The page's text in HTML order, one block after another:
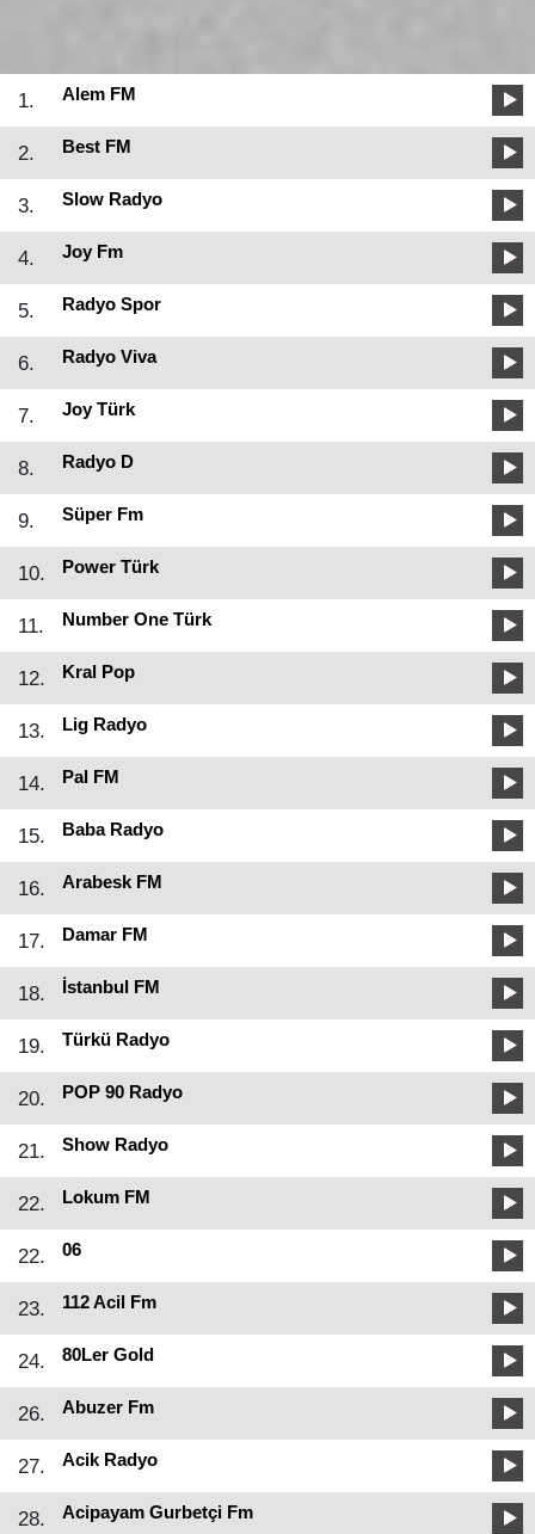
1. Alem FM
2. Best FM
3. Slow Radyo
4. Joy Fm
5. Radyo Spor
6. Radyo Viva
7. Joy Türk
8. Radyo D
9. Süper Fm
10. Power Türk
11. Number One Türk
12. Kral Pop
13. Lig Radyo
14. Pal FM
15. Baba Radyo
16. Arabesk FM
17. Damar FM
18. İstanbul FM
19. Türkü Radyo
20. POP 90 Radyo
21. Show Radyo
22. Lokum FM
22. 06
23. 112 Acil Fm
24. 80Ler Gold
26. Abuzer Fm
27. Acik Radyo
28. Acipayam Gurbetçi Fm